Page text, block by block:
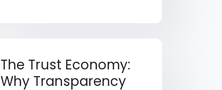
The Trust Economy:
Why Transparency